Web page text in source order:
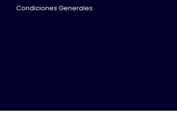
Condiciones Generales